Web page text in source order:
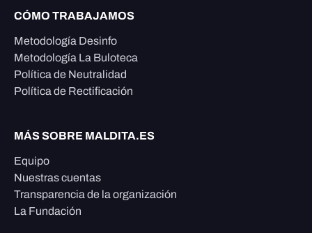
CÓMO TRABAJAMOS
Metodología Desinfo
Metodología La Buloteca
Política de Neutralidad
Política de Rectificación
MÁS SOBRE MALDITA.ES
Equipo
Nuestras cuentas
Transparencia de la organización
La Fundación